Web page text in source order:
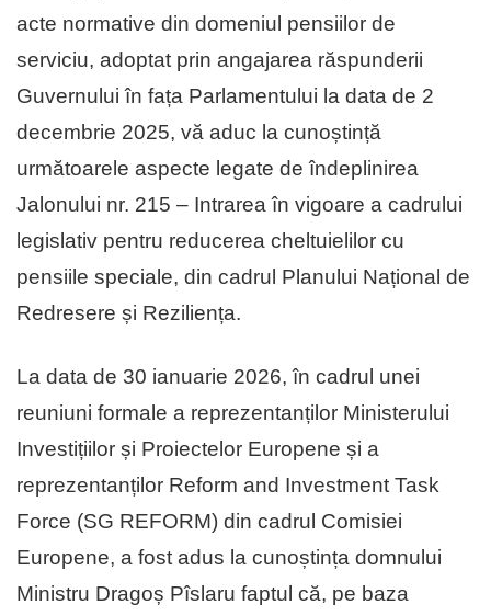
acte normative din domeniul pensiilor de
serviciu, adoptat prin angajarea răspunderii
Guvernului în fața Parlamentului la data de 2
decembrie 2025, vă aduc la cunoștință
următoarele aspecte legate de îndeplinirea
Jalonului nr. 215 – Intrarea în vigoare a cadrului
legislativ pentru reducerea cheltuielilor cu
pensiile speciale, din cadrul Planului Național de
Redresere și Reziliența.
La data de 30 ianuarie 2026, în cadrul unei
reuniuni formale a reprezentanților Ministerului
Investițiilor și Proiectelor Europene și a
reprezentanților Reform and Investment Task
Force (SG REFORM) din cadrul Comisiei
Europene, a fost adus la cunoștința domnului
Ministru Dragoș Pîslaru faptul că, pe baza